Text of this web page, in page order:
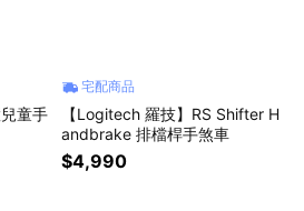
童手
宅配商品
【Logitech 羅技】RS Shifter H
andbrake 排檔桿手煞車
$4,990